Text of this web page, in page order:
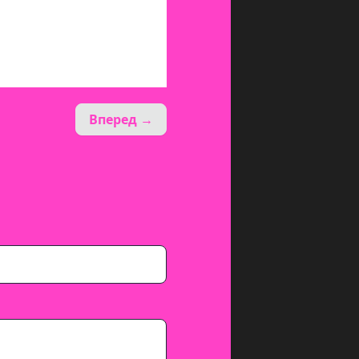
Вперед →